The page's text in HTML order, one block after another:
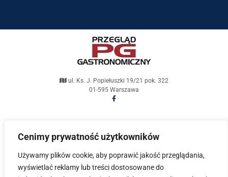
Cenimy prywatność użytkowników
Używamy plików cookie, aby poprawić jakość przeglądania,
wyświetlać reklamy lub treści dostosowane do
ul. Ks. J. Popiełuszki 19/21 pok. 322
01-595 Warszawa
zastrzeżone.